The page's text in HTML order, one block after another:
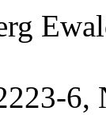
6,